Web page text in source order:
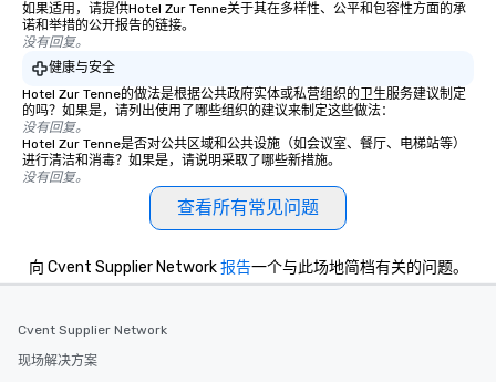
如果适用，请提供Hotel Zur Tenne关于其在多样性、公平和包容性方面的承
诺和举措的公开报告的链接。
没有回复。
健康与安全
Hotel Zur Tenne的做法是根据公共政府实体或私营组织的卫生服务建议制定
的吗？如果是，请列出使用了哪些组织的建议来制定这些做法：
没有回复。
Hotel Zur Tenne是否对公共区域和公共设施（如会议室、餐厅、电梯站等）
进行清洁和消毒？如果是，请说明采取了哪些新措施。
没有回复。
查看所有常见问题
向 Cvent Supplier Network报告一个与此场地简档有关的问题。
Cvent Supplier Network
现场解决方案